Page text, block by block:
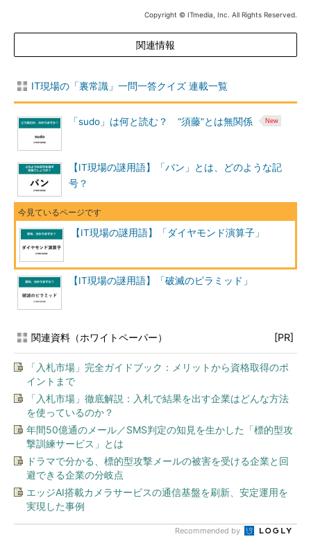
Copyright © ITmedia, Inc. All Rights Reserved.
関連情報
IT現場の「裏常識」一問一答クイズ 連載一覧
「sudo」は何と読む？ “須藤”とは無関係
【IT現場の謎用語】「バン」とは、どのような記
号？
【IT現場の謎用語】「ダイヤモンド演算子」
【IT現場の謎用語】「破滅のピラミッド」
関連資料（ホワイトペーパー） [PR]
「入札市場」完全ガイドブック：メリットから資格取得のポ
イントまで
「入札市場」徹底解説：入札で結果を出す企業はどんな方法
を使っているのか？
年間50億通のメール／SMS判定の知見を生かした「標的型攻
撃訓練サービス」とは
ドラマで分かる、標的型攻撃メールの被害を受ける企業と回
避できる企業の分岐点
エッジAI搭載カメラサービスの通信基盤を刷新、安定運用を
実現した事例
Recommended by